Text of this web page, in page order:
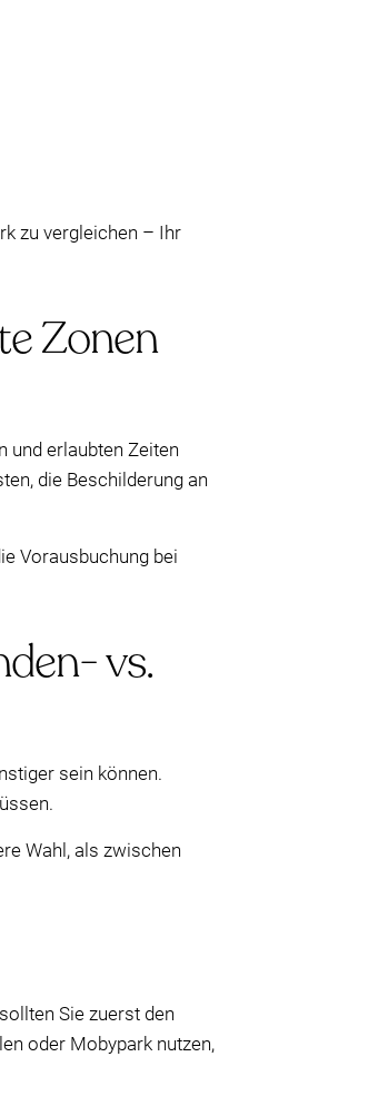
zu vergleichen – Ihr
Zonen
und erlaubten Zeiten
die Beschilderung an
Vorausbuchung bei
vs.
sein können.
Wahl, als zwischen
Sie zuerst den
oder Mobypark nutzen,